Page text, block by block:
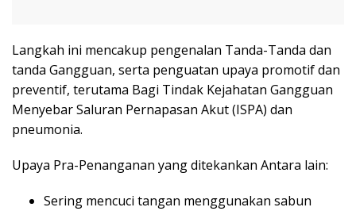
Langkah ini mencakup pengenalan Tanda-Tanda dan
tanda Gangguan, serta penguatan upaya promotif dan
preventif, terutama Bagi Tindak Kejahatan Gangguan
Menyebar Saluran Pernapasan Akut (ISPA) dan
pneumonia.
Upaya Pra-Penanganan yang ditekankan Antara lain:
Sering mencuci tangan menggunakan sabun